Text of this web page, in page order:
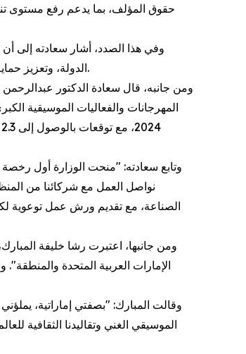
حقوق المؤلف، بما يدعم رفع مستوى
وفي هذا الصدد، أشار سعادته إلى
الدولة، وتعزيز حماية حقوقهم، وتمكين الاستفادة من أدوات الاقتصاد الإبداعي، بما يدعم نمو الصناعات الإبداعية وتُسرّع من تحولها إلى رافد حيوي في الاقتصاد الوطني.
ومن جانبه، قال سعادة الدكتور
وتابع سعادته: "منحت الوزارة أول
نواصل العمل مع شركائنا من
الصناعة، مع تقديم ورش عمل توعوية
ومن جانبها، اعتبرت رشا خليفة
الإمارات العربية المتحدة
وقالت المبارك: "بصفتي إماراتية،
الموسيقي الغني وتقاليدنا الثقافية